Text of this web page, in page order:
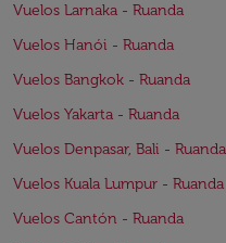
Vuelos Larnaka - Ruanda
Vuelos Hanói - Ruanda
Vuelos Bangkok - Ruanda
Vuelos Yakarta - Ruanda
Vuelos Denpasar, Bali - Ruanda
Vuelos Kuala Lumpur - Ruanda
Vuelos Cantón - Ruanda